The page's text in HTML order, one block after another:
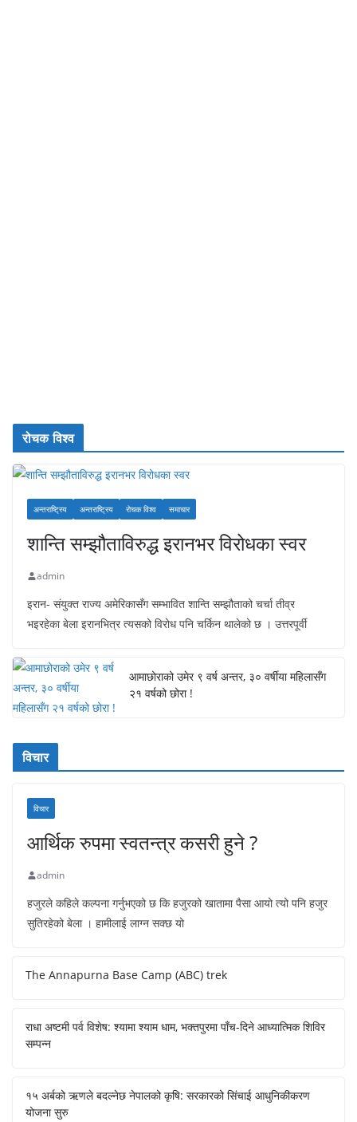
रोचक विश्व
अन्तराष्ट्रिय अन्तराष्ट्रिय रोचक विश्व समाचार
शान्ति सम्झौताविरुद्ध इरानभर विरोधका स्वर
admin
इरान- संयुक्त राज्य अमेरिकासँग सम्भावित शान्ति सम्झौताको चर्चा तीव्र
भइरहेका बेला इरानभित्र त्यसको विरोध पनि चर्किन थालेको छ । उत्तरपूर्वी
आमाछोराको उमेर ९ वर्ष अन्तर, ३० वर्षीया महिलासँग
२१ वर्षको छोरा !
विचार
विचार
आर्थिक रुपमा स्वतन्त्र कसरी हुने ?
admin
हजुरले कहिले कल्पना गर्नुभएको छ कि हजुरको खातामा पैसा आयो त्यो पनि हजुर
सुतिरहेको बेला । हामीलाई लाग्न सक्छ यो
The Annapurna Base Camp (ABC) trek
राधा अष्टमी पर्व विशेष: श्यामा श्याम धाम, भक्तपुरमा पाँच-दिने आध्यात्मिक शिविर
सम्पन्न
१५ अर्बको ऋणले बदल्नेछ नेपालको कृषि: सरकारको सिंचाई आधुनिकीकरण
योजना सुरु